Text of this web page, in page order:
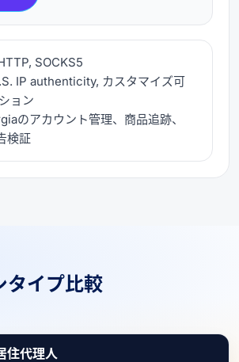
SOCKS5
IP authenticity, カスタマイズ可
ョン
のアカウント管理、商品追跡、
検証
タイプ比較
住代理人